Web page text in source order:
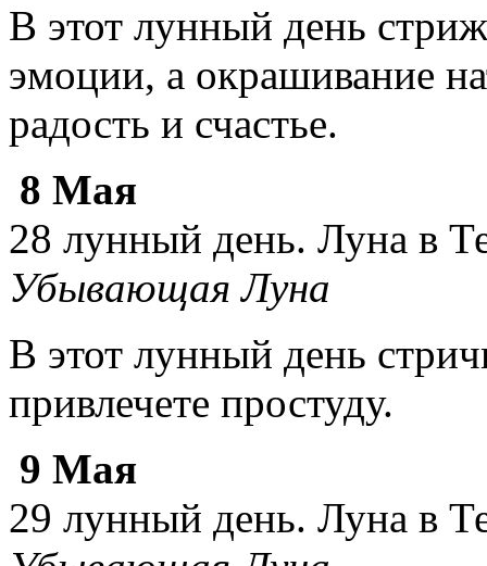
В этот лунный день
эмоции, а окрашивание
радость и счастье.
8 Мая
28 лунный день. Луна в
Убывающая Луна
В этот лунный день
привлечете простуду.
9 Мая
29 лунный день. Луна в